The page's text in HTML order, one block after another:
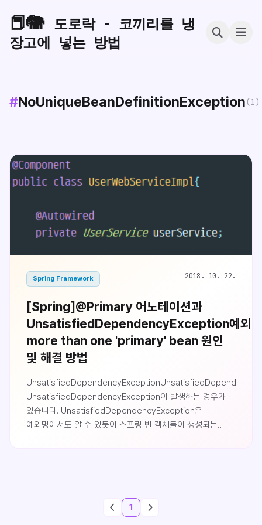
📕🐘 도로락 - 코끼리를 냉
장고에 넣는 방법
#NoUniqueBeanDefinitionException (1)
Spring Framework 2018. 10. 22.
[Spring]@Primary 어노테이션과
UnsatisfiedDependencyException예외
more than one 'primary' bean 원인
및 해결 방법
UnsatisfiedDependencyException이 발생하는 경우가
있습니다. UnsatisfiedDependencyException은
예외명에서도 알 수 있듯이 스프링 빈 객체들이 생성되는
Error creating bean with name 'sequenceGener..
1